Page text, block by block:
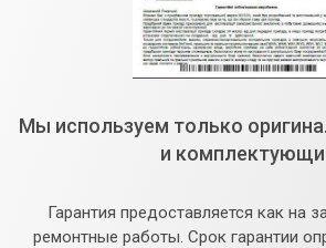
Мы используем только
и
Гарантия предоставляется как на
ремонтные работы. Срок гарантии